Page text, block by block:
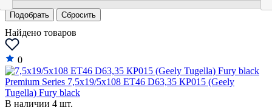
Fiat
Fisker
Ford
GAZ
Подобрать Сбросить
Найдено товаров
0
Premium Series 7,5x19/5x108 ET46 D63,35 КР015 (Geely
Tugella) Fury black
В наличии 4 шт.